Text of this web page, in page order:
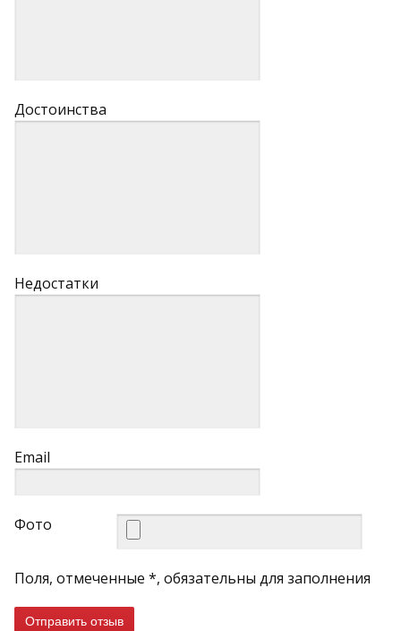
Достоинства
Недостатки
Email
Фото
Поля, отмеченные *, обязательны для заполнения
Отправить отзыв